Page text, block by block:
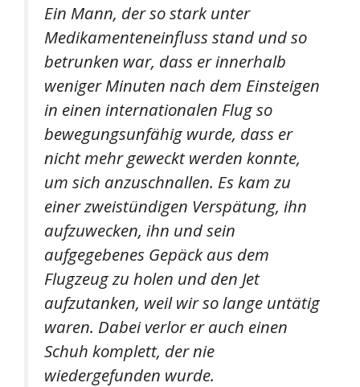
Ein Mann, der so stark unter
Medikamenteneinfluss stand und so
betrunken war, dass er innerhalb
weniger Minuten nach dem Einsteigen
in einen internationalen Flug so
bewegungsunfähig wurde, dass er
nicht mehr geweckt werden konnte,
um sich anzuschnallen. Es kam zu
einer zweistündigen Verspätung, ihn
aufzuwecken, ihn und sein
aufgegebenes Gepäck aus dem
Flugzeug zu holen und den Jet
aufzutanken, weil wir so lange untätig
waren. Dabei verlor er auch einen
Schuh komplett, der nie
wiedergefunden wurde.